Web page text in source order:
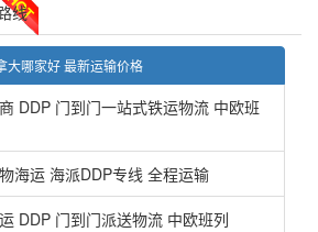
线
大哪家好 最新运输价格
DDP 门到门一站式铁运物流 中欧班
海运 海派DDP专线 全程运输
DDP 门到门派送物流 中欧班列